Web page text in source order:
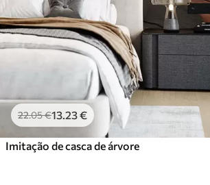
22.05€13 .23€
Imitação de casca de árvore